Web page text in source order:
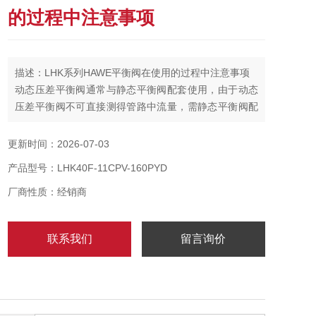
的过程中注意事项
描述：LHK系列HAWE平衡阀在使用的过程中注意事项
动态压差平衡阀通常与静态平衡阀配套使用，由于动态
压差平衡阀不可直接测得管路中流量，需静态平衡阀配
更新时间：2026-07-03
产品型号：LHK40F-11CPV-160PYD
厂商性质：经销商
联系我们 留言询价